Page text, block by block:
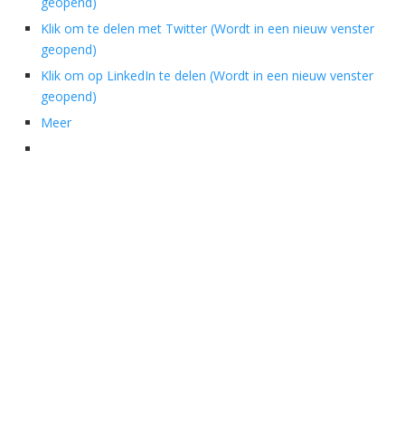
Klik om te delen met Twitter (Wordt in een nieuw venster
geopend)
Klik om op LinkedIn te delen (Wordt in een nieuw venster
geopend)
Meer